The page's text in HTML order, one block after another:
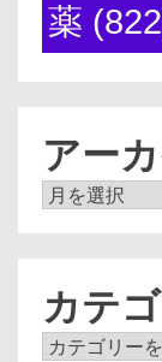
薬
アー
ア
カテ
カ